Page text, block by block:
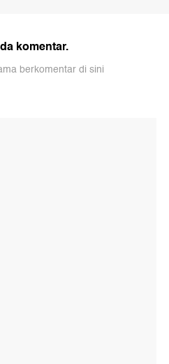
komentar.
berkomentar di sini